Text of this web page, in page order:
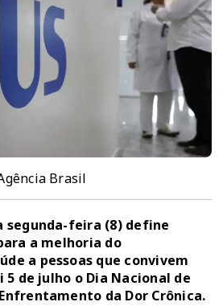
Brasil
segunda-feira (8)define
a melhoria do
a pessoas que convivem
de julho o Dia Nacional de
da Dor Crônica.